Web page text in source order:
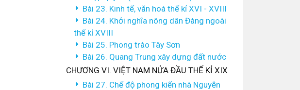
Bài 23. Kinh tế, văn hoá thế kỉ XVI - XVIII
Bài 24. Khởi nghĩa nông dân Đàng ngoài
thế kỉ XVIII
Bài 25. Phong trào Tây Sơn
Bài 26. Quang Trung xây dựng đất nước
CHƯƠNG VI. VIỆT NAM NỬA ĐẦU THẾ KỈ XIX
Bài 27. Chế độ phong kiến nhà Nguyễn